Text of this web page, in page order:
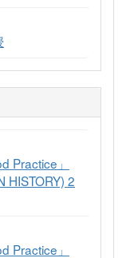
Practice」
HISTORY) 2
Practice」